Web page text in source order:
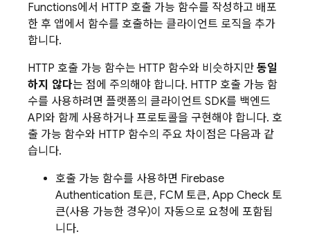
Functions에서 HTTP 호출 가능 함수를 작성하고 배포
한 후 앱에서 함수를 호출하는 클라이언트 로직을 추가
합니다.
HTTP 호출 가능 함수는 HTTP 함수와 비슷하지만 동일
하지 않다는 점에 주의해야 합니다. HTTP 호출 가능 함
수를 사용하려면 플랫폼의 클라이언트 SDK를 백엔드
API와 함께 사용하거나 프로토콜을 구현해야 합니다. 호
출 가능 함수와 HTTP 함수의 주요 차이점은 다음과 같
습니다.
호출 가능 함수를 사용하면 Firebase
Authentication 토큰, FCM 토큰, App Check 토
큰(사용 가능한 경우)이 자동으로 요청에 포함됩
니다.